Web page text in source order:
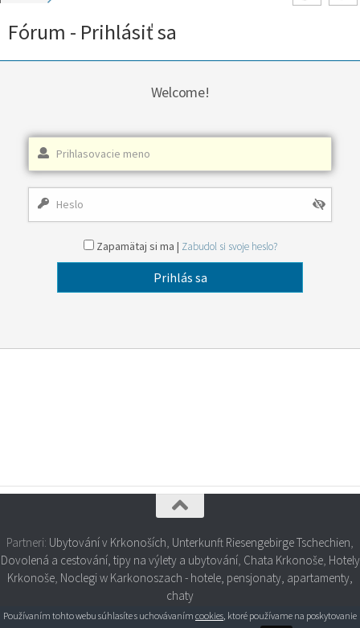
Fórum - Prihlásiť sa
Welcome!
Zapamätaj si ma | Zabudol si svoje heslo?
Partneri: Ubytování v Krkonoších Unterkunft Riesengebirge Tschechien
Dovolená a cestování, tipy na výlety a ubytování, Chata Krkonoše, Hotely
Krkonoše Noclegi w Karkonoszach - hotele, pensjonaty, apartamenty,
chaty
Používaním tohto webu súhlasíte s uchovávaním cookies, ktoré používame na poskytovanie